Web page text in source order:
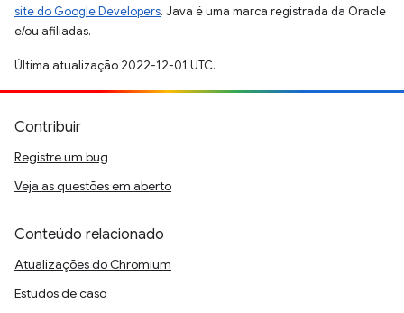
site do Google Developers. Java é uma marca registrada da Oracle
e/ou afiliadas.
Última atualização 2022-12-01 UTC.
Contribuir
Registre um bug
Veja as questões em aberto
Conteúdo relacionado
Atualizações do Chromium
Estudos de caso